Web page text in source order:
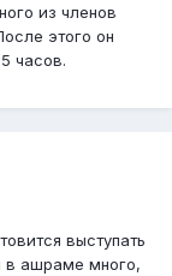
из членов
этого он
часов.
выступать
в ашраме много,